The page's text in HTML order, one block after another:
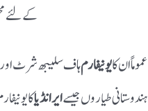
کے لئے
عموماً ان کایونیفارمہاف سلیبھ شرٹ اور
ہندوستانی طیاروں جیسےایر انڈیاکا